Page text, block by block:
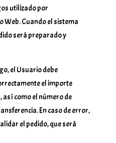
utilizado por
Web. Cuando el sistema
será preparado y
el Usuario debe
el importe
así como el número de
En caso de error,
el pedido, que será